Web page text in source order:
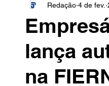
Cidade
RN Tecnologia
lança
na
Redação 4 de fev.